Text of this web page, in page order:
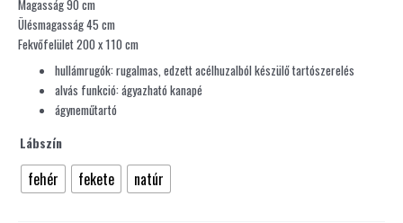
Magasság 90 cm
Ülésmagasság 45 cm
Fekvőfelület 200 x 110 cm
hullámrugók: rugalmas, edzett acélhuzalból készülő tartószerelés
alvás funkció: ágyazható kanapé
ágyneműtartó
Lábszín
fehér fekete natúr